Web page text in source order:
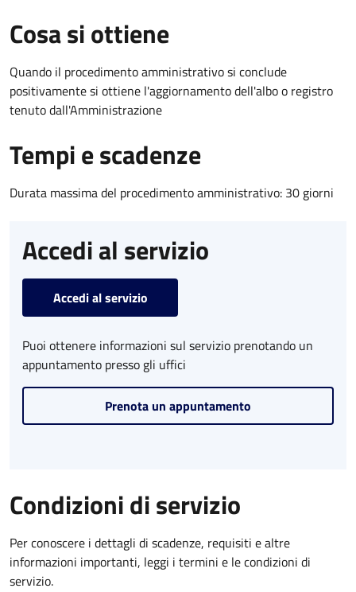
Cosa si ottiene
Quando il procedimento amministrativo si conclude
positivamente si ottiene l'aggiornamento dell'albo o registro
tenuto dall'Amministrazione
Tempi e scadenze
Durata massima del procedimento amministrativo: 30 giorni
Accedi al servizio
Accedi al servizio
Puoi ottenere informazioni sul servizio prenotando un
appuntamento presso gli uffici
Prenota un appuntamento
Condizioni di servizio
Per conoscere i dettagli di scadenze, requisiti e altre
informazioni importanti, leggi i termini e le condizioni di
servizio.